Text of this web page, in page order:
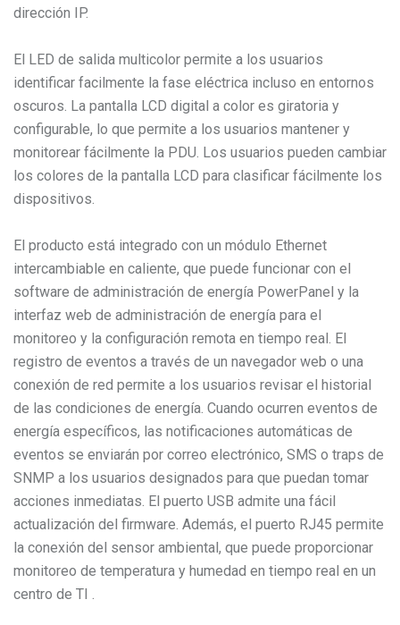
dirección IP.
El LED de salida multicolor permite a los usuarios
identificar facilmente la fase eléctrica incluso en entornos
oscuros. La pantalla LCD digital a color es giratoria y
configurable, lo que permite a los usuarios mantener y
monitorear fácilmente la PDU. Los usuarios pueden cambiar
los colores de la pantalla LCD para clasificar fácilmente los
dispositivos.
El producto está integrado con un módulo Ethernet
intercambiable en caliente, que puede funcionar con el
software de administración de energía PowerPanel y la
interfaz web de administración de energía para el
monitoreo y la configuración remota en tiempo real. El
registro de eventos a través de un navegador web o una
conexión de red permite a los usuarios revisar el historial
de las condiciones de energía. Cuando ocurren eventos de
energía específicos, las notificaciones automáticas de
eventos se enviarán por correo electrónico, SMS o traps de
SNMP a los usuarios designados para que puedan tomar
acciones inmediatas. El puerto USB admite una fácil
actualización del firmware. Además, el puerto RJ45 permite
la conexión del sensor ambiental, que puede proporcionar
monitoreo de temperatura y humedad en tiempo real en un
centro de TI .